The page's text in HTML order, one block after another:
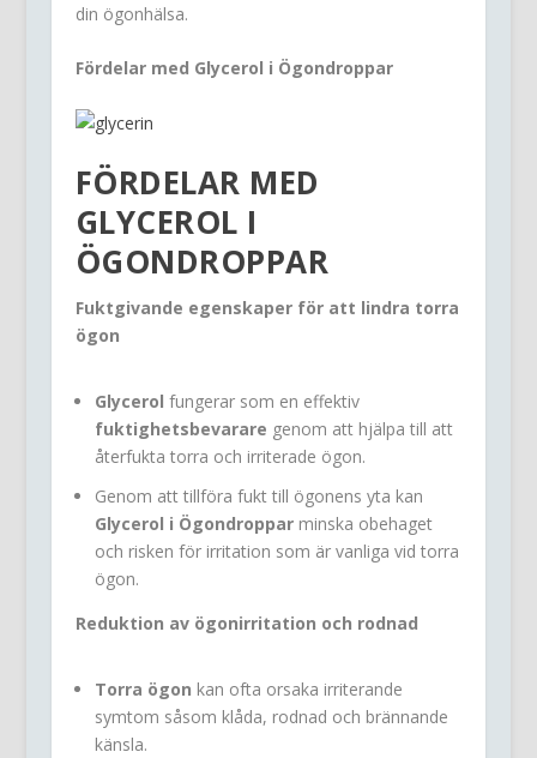
din ögonhälsa.
Fördelar med Glycerol i Ögondroppar
FÖRDELAR MED
GLYCEROL I
ÖGONDROPPAR
Fuktgivande egenskaper för att lindra torra
ögon
Glycerol fungerar som en effektiv
fuktighetsbevarare genom att hjälpa till att
återfukta torra och irriterade ögon.
Genom att tillföra fukt till ögonens yta kan
Glycerol i Ögondropparminska obehaget
och risken för irritation som är vanliga vid torra
ögon.
Reduktion av ögonirritation och rodnad
Torra ögon kan ofta orsaka irriterande
symtom såsom klåda, rodnad och brännande
känsla.